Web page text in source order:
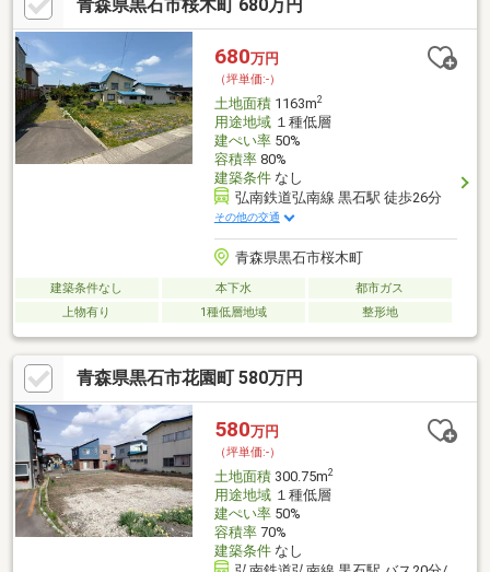
青森県黒石市桜木町 680万円
680万円
（坪単価:-）
土地面積1163m2
用途地域１種低層
建ぺい率50%
容積率80%
建築条件なし
弘南鉄道弘南線 黒石駅 徒歩26分
その他の交通
青森県黒石市桜木町
建築条件なし 本下水
都市ガス
上物有り
1種低層地域 整形地
青森県黒石市花園町 580万円
580万円
（坪単価:-）
土地面積300.75m2
用途地域１種低層
建ぺい率50%
容積率70%
建築条件なし